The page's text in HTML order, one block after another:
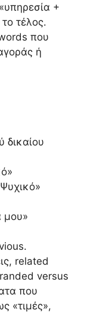
+
τέλος.
που
ή
δικαίου
μου»
related
versus
που
«τιμές»,